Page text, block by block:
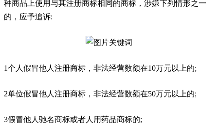
种商品上使用与其注册商标相同的商标，涉嫌下列情形之一
的，应予追诉:
1个人假冒他人注册商标，非法经营数额在10万元以上的;
2单位假冒他人注册商标，非法经营数额在50万元以上的;
3假冒他人驰名商标或者人用药品商标的;